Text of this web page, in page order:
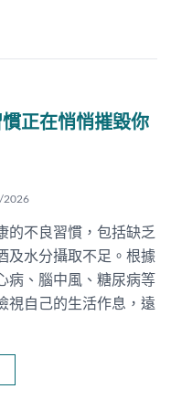
正在悄悄摧毀你
2026
的不良習慣，包括缺乏
及水分攝取不足。根據
病、腦中風、糖尿病等
視自己的生活作息，遠